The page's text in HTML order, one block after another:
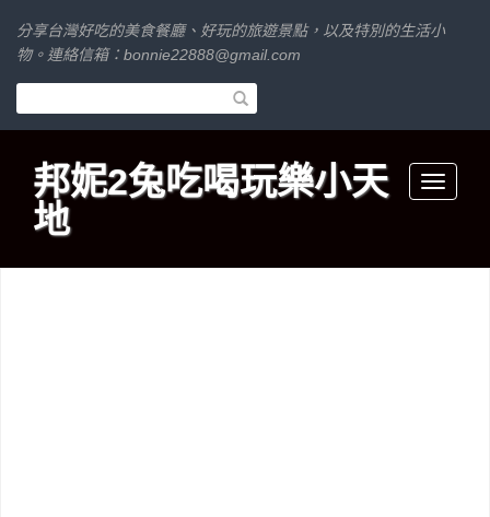
分享台灣好吃的美食餐廳、好玩的旅遊景點，以及特別的生活小
物。連絡信箱： bonnie22888@gmail.com
Toggle
邦妮2兔吃喝玩樂小天
地